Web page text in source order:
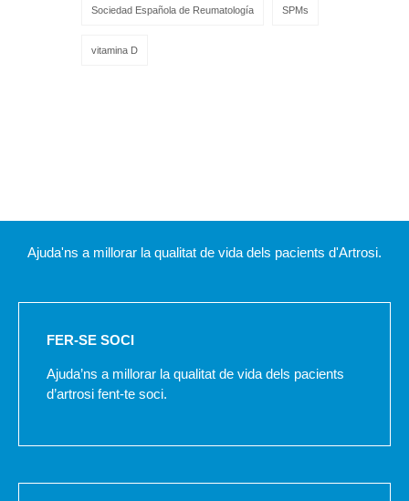
Sociedad Española de Reumatología SPMs
vitamina D
Ajuda'ns a millorar la qualitat de vida dels pacients d'Artrosi.
FER-SE SOCI
Ajuda’ns a millorar la qualitat de vida dels pacients
d’artrosi fent-te soci.